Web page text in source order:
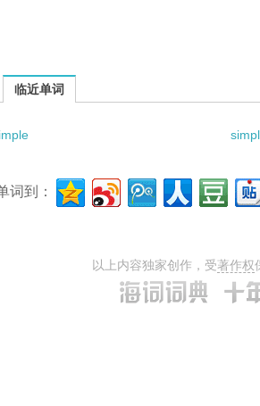
reliable UDP的相关资料：
临近单词
词到：
以上内容独家创作，受著作权